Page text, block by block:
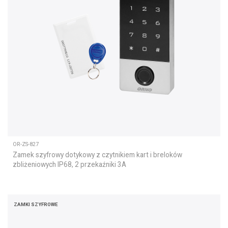
OR-ZS-827
Zamek szyfrowy dotykowy z czytnikiem kart i breloków
zbliżeniowych IP68, 2 przekaźniki 3A
ZAMKI SZYFROWE